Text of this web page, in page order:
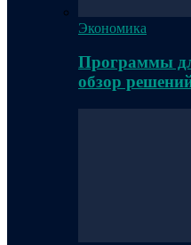
Экономика
Программы
обзор